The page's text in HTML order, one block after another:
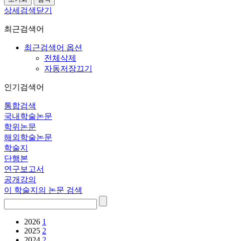
상세검색닫기
최근검색어
최근검색어 옵션
전체삭제
자동저장끄기
인기검색어
통합검색
국내학술논문
학위논문
해외학술논문
학술지
단행본
연구보고서
공개강의
이 학술지의 논문 검색
2026 1
2025 2